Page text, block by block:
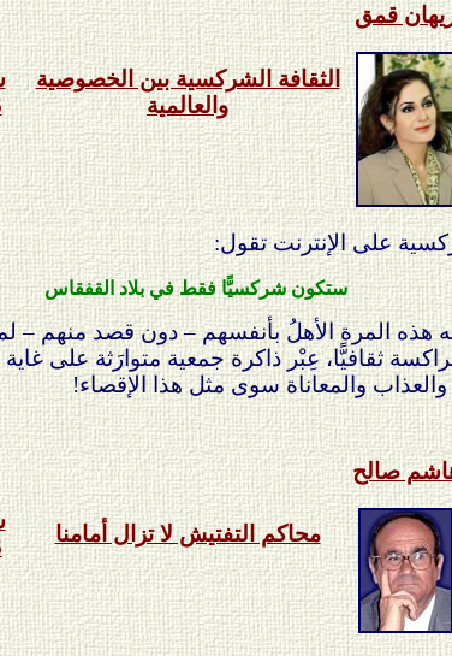
الثقافة الشركسية بين الخصوصية
والعالمية
قمق
على الإنترنتتقول:
ستكون شركسيًّا فقط في بلاد القفقاس
هذه المرة الأهلُ بأنفسهم – دون قصد
ثقافيًّا، عِبْر ذاكرة جمعية متوارَثة على
والمعاناة سوى مثل هذا الإقصاء!
محاكم التفتيش لا تزال أمامنا
صالح